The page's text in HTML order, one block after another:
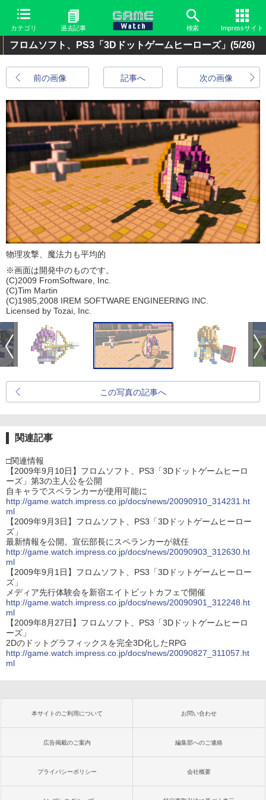
カテゴリ 過去記事 検索 Impressサイト
フロムソフト、PS3「3Dドットゲームヒーローズ」 (5/26)
前の画像 次の画像
記事へ
物理攻撃、魔法力も平均的
※画面は開発中のものです。
(C)2009 FromSoftware, Inc.
(C)Tim Martin
(C)1985,2008 IREM SOFTWARE ENGINEERING INC.
Licensed by Tozai, Inc.
この写真の記事へ
関連記事
□関連情報
【2009年9月10日】フロムソフト、PS3「3Dドットゲームヒーロ
ーズ」第3の主人公を公開
自キャラでスペランカーが使用可能に
http://game.watch.impress.co.jp/docs/news/20090910_314231.ht
ml
【2009年9月3日】フロムソフト、PS3「3Dドットゲームヒーロー
ズ」
最新情報を公開。宣伝部長にスペランカーが就任
http://game.watch.impress.co.jp/docs/news/20090903_312630.ht
ml
【2009年9月1日】フロムソフト、PS3「3Dドットゲームヒーロー
ズ」
メディア先行体験会を新宿エイトビットカフェで開催
http://game.watch.impress.co.jp/docs/news/20090901_312248.ht
ml
【2009年8月27日】フロムソフト、PS3「3Dドットゲームヒーロ
ーズ」
2Dのドットグラフィックスを完全3D化したRPG
http://game.watch.impress.co.jp/docs/news/20090827_311057.ht
ml
本サイトのご利用について お問い合わせ
広告掲載のご案内 編集部へのご連絡
プライバシーポリシー 会社概要